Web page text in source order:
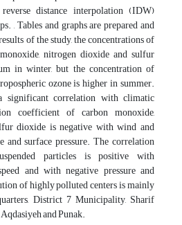
distance interpolation (IDW)
, Tables and graphs are prepared and
of the study, the concentrations of
nitrogen dioxide and sulfur
in winter, but the concentration of
ozone is higher in summer.
significant correlation with climatic
coefficient of carbon monoxide,
dioxide is negative with wind and
surface pressure. The correlation
particles is positive with
and with negative pressure and
of highly polluted centers is mainly
District 7 Municipality, Sharif
and Punak.